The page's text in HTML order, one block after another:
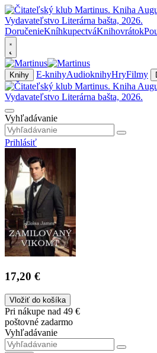
DoručenieKníhkupectváKnihovrátok
Knihy E-knihyAudioknihyHryFilmy
Vyhľadávanie
Prihlásiť
17,20 €
Vložiť do košíka
Pri nákupe nad 49 €
poštovné zadarmo
Vyhľadávanie